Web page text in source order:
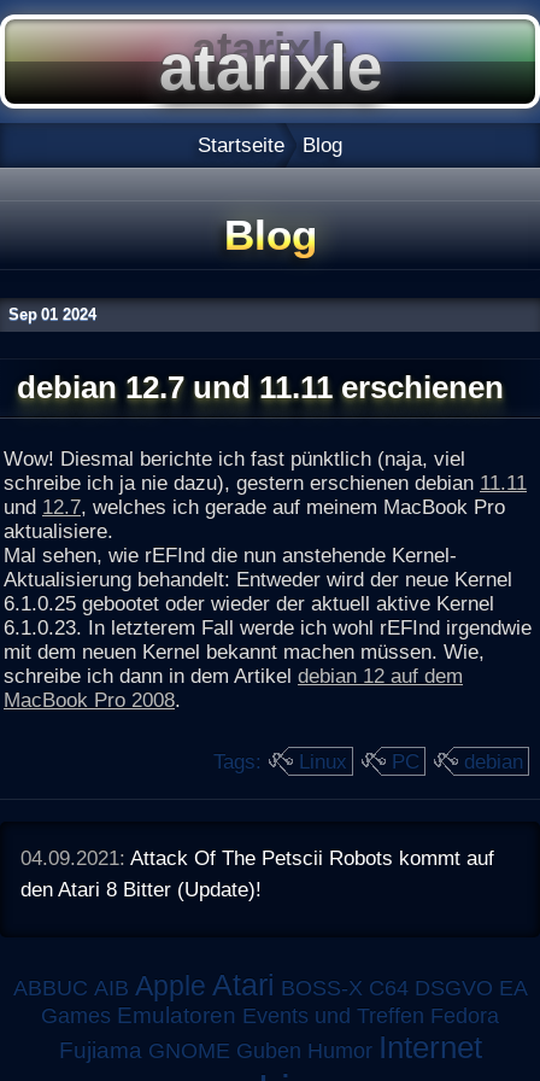
Startseite Blog
Blog
Sep 01 2024
debian 12.7 und 11.11 erschienen
Wow! Diesmal berichte ich fast pünktlich (naja, viel
schreibe ich ja nie dazu), gestern erschienen debian 11.11
und 12.7, welches ich gerade auf meinem MacBook Pro
aktualisiere.
Mal sehen, wie rEFInd die nun anstehende Kernel-
Aktualisierung behandelt: Entweder wird der neue Kernel
6.1.0.25 gebootet oder wieder der aktuell aktive Kernel
6.1.0.23. In letzterem Fall werde ich wohl rEFInd irgendwie
mit dem neuen Kernel bekannt machen müssen. Wie,
schreibe ich dann in dem Artikel debian 12 auf dem
MacBook Pro 2008.
Tags: Linux PC debian
04.09.2021:Attack Of The Petscii Robots kommt auf
den Atari 8 Bitter (Update)!
ABBUC AIB Apple Atari BOSS-X C64 DSGVO EA
Games Emulatoren Events und Treffen Fedora
Fujiama GNOME Guben Humor Internet